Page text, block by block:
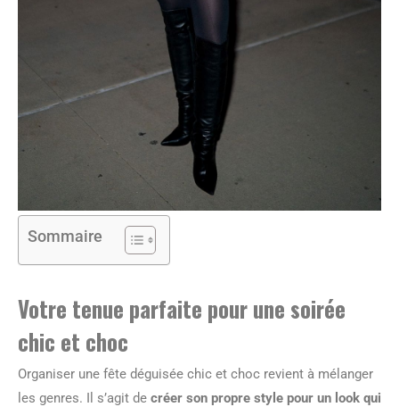
Sommaire
Votre tenue parfaite pour une soirée
chic et choc
Organiser une fête déguisée chic et choc revient à mélanger
les genres. Il s’agit de créer son propre style pour un look qui